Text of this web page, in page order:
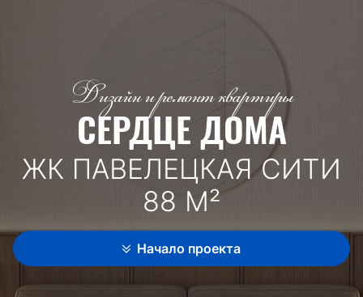
Дизайн и ремонт квартиры
СЕРДЦЕ ДОМА
ЖК ПАВЕЛЕЦКАЯ СИТИ
88 М²
Начало проекта